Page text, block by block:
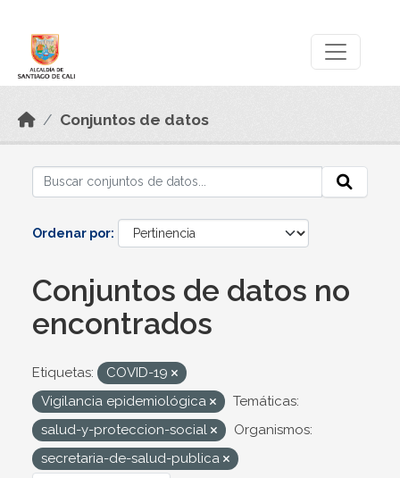
Conjuntos de datos
Ordenar por
Conjuntos de datos no
encontrados
Etiquetas:
COVID-19
Vigilancia epidemiológica
Temáticas:
salud-y-proteccion-social
Organismos:
secretaria-de-salud-publica